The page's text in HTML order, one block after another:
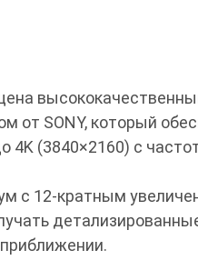
от SONY, который
4K (3840×2160) с
с 12-кратным